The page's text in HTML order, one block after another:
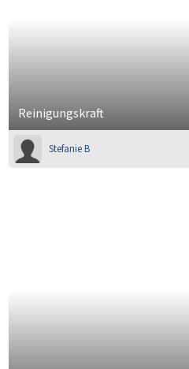
Reinigungskraft
Stefanie B